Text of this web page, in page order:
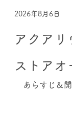
2026年8月6日
アクア
ストアオ
あらすじ＆